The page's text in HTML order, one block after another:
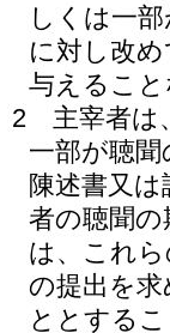
しくは一
に対し改
与えるこ
2
主宰者は
一部が聴
陳述書又
者の聴聞
は、これ
の提出を
ととする